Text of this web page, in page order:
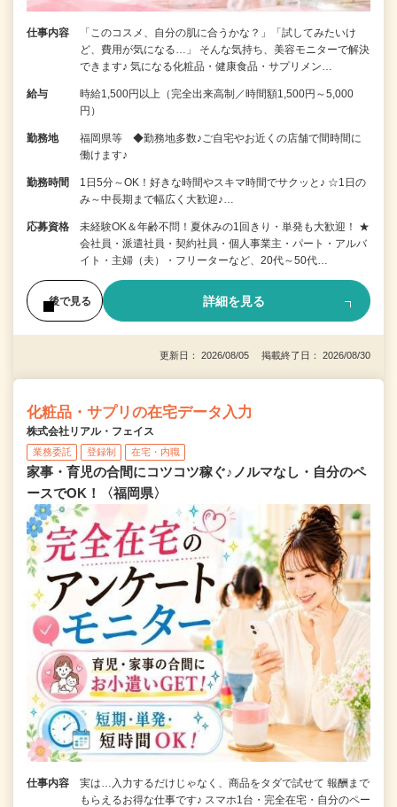
仕事内容
「このコスメ、自分の肌に合うかな？」「試してみたいけ
ど、費用が気になる…」 そんな気持ち、美容モニターで解決
できます♪ 気になる化粧品・健康食品・サプリメン…
給与
時給1,500円以上（完全出来高制／時間額1,500円～5,000
円）
勤務地
福岡県等 ◆勤務地多数♪ご自宅やお近くの店舗で間時間に
働けます♪
勤務時間
1日5分～OK！好きな時間やスキマ時間でサクッと♪ ☆1日の
み～中長期まで幅広く大歓迎♪…
応募資格
未経験OK＆年齢不問！夏休みの1回きり・単発も大歓迎！ ★
会社員・派遣社員・契約社員・個人事業主・パート・アルバ
イト・主婦（夫）・フリーターなど、20代～50代…
後で見る 詳細を見る
更新日： 2026/08/05 掲載終了日： 2026/08/30
化粧品・サプリの在宅データ入力
株式会社リアル・フェイス
業務委託 登録制 在宅・内職
家事・育児の合間にコツコツ稼ぐ♪ノルマなし・自分のペ
ースでOK！〈福岡県〉
仕事内容
実は…入力するだけじゃなく、商品をタダで試せて 報酬まで
もらえるお得な仕事です♪ スマホ1台・完全在宅・自分のペー